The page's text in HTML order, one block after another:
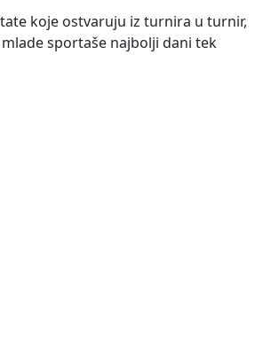
koje ostvaruju iz turnira u turnir,
sportaše najbolji dani tek